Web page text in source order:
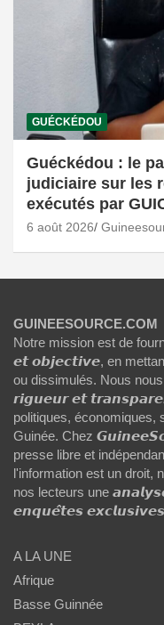
GUÉCKÉDOU
Guéckédou : le
judiciaire sur les
exécutés par
6 août 2026
GUINEESOURCE.COM
Notre mission est de
𝙚𝙩 𝙤𝙗𝙟𝙚𝙘𝙩𝙞𝙫𝙚, en
ou dissimulés. Nous
𝙧𝙞𝙜𝙪𝙚𝙪𝙧 𝙚𝙩
politiques, économiques,
Guinée. Chez
presse libre et
l'information est un droit,
nos lecteurs une
𝙚𝙣𝙦𝙪𝙚̂𝙩𝙚𝙨
A LA UNE
Afrique
Basse Guinnée